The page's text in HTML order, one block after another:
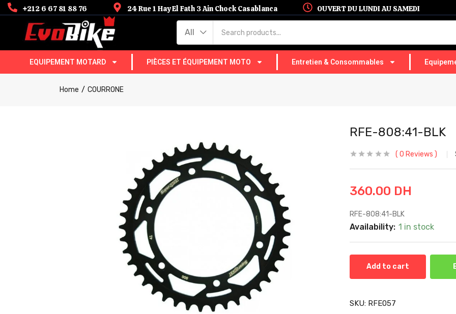
+212 6 67 81 88 76 24 Rue 1 Hay El Fath 3 Ain Chock Casablanca OUVERT DU LUNDI AU SAMEDI
All
EQUIPEMENT MOTARD PIÈCES ET ÉQUIPEMENT MOTO Entretien & Consommables
Home COURRONE
RFE-808:41-BLK
0 Reviews
360.00 DH
RFE-808:41-BLK
Availability: 1 in stock
Add to cart
SKU: RFE057